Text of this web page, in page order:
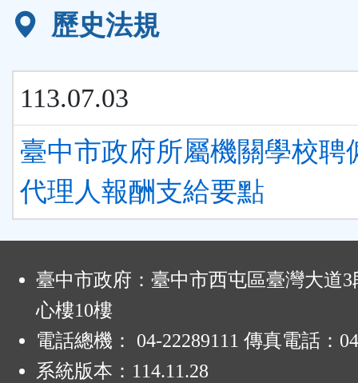
歷史法規
113.07.03
臺中市政府所屬機關學校聘
代理人報酬支給要點
臺中市政府：臺中市西屯區臺灣大道3
心樓10樓
電話總機： 04-22289111 傳真電話：
系統版本： 114.11.28